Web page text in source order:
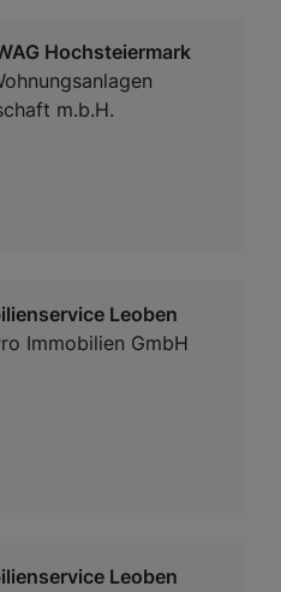
Hochsteiermark
m.b.H.
Leoben
Immobilien GmbH
Leoben